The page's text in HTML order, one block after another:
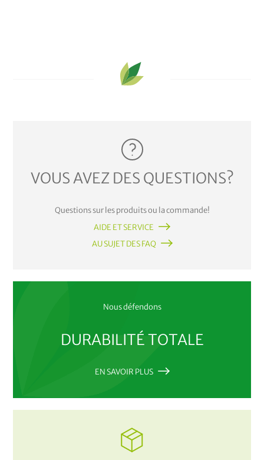
VOUS AVEZ DES QUESTIONS?
Questions sur les produits ou la commande!
AIDE ET SERVICE
AU SUJET DES FAQ
Nous défendons
DURABILITÉ TOTALE
EN SAVOIR PLUS